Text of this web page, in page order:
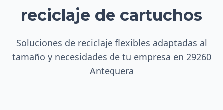
reciclaje de cartuchos
Soluciones de reciclaje flexibles adaptadas al
tamaño y necesidades de tu empresa en 29260
Antequera